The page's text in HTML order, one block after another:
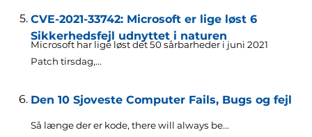
CVE-2021-33742: Microsoft er lige løst 6
Sikkerhedsfejl udnyttet i naturen
Microsoft har lige løst det 50 sårbarheder i juni 2021
Patch tirsdag,...
Den 10 Sjoveste Computer Fails, Bugs og fejl
Så længe der er kode, there will always be...